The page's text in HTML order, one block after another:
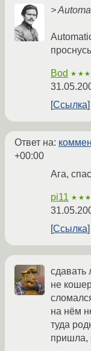
>
Bod
Ссылка
Ответ на:
+00:00
Ага,
pi11
Ссылка
сдавать
не
на нём
туда
пришла,